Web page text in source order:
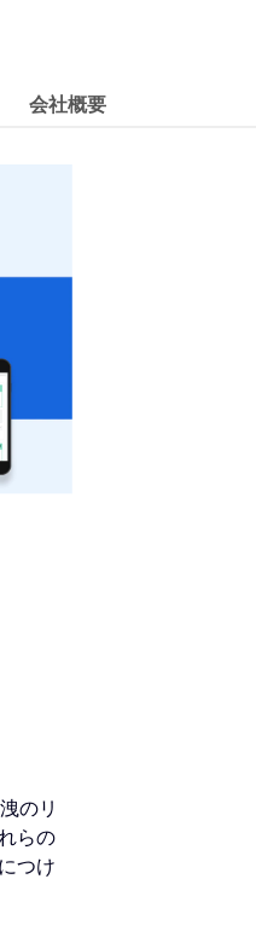
会社概要
のリ
らの
つけ